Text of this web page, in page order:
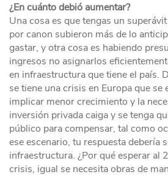
¿En cuánto debió aumentar?
Una cosa es que tengas un
por canon subieron más de lo
gastar, y otra cosa es habiendo
ingresos no asignarlos
en infraestructura que tiene el país.
se tiene una crisis en Europa que se
implicar menor crecimiento y la
inversión privada caiga y se tenga
público para compensar, tal como
ese escenario, tu respuesta debería
infraestructura. ¿Por qué esperar al
crisis, igual se necesita obras de